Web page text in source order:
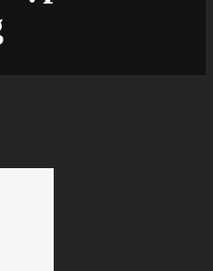
phù hợp với nhu cầu sử dụng